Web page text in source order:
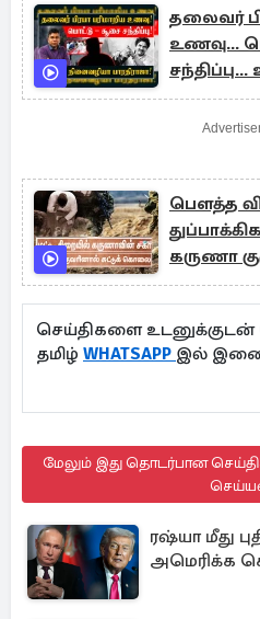
தலைவர்
உணவு...
பௌத்த
கருணா
செய்திகளை உடனுக்குடன்
தமிழ் WHATSAPP இல்
மேலும் இது தொடர்பான
ரஷ்யா மீது
அமெரிக்க